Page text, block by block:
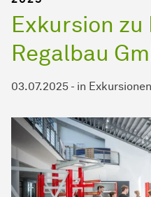
Exkursion zu
Regalbau
03.07.2025 - in Exkursionen